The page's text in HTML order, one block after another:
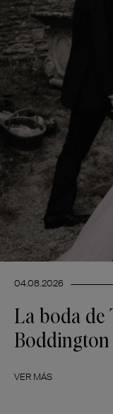
04.08.2026
La boda de
Boddington
VER MÁS